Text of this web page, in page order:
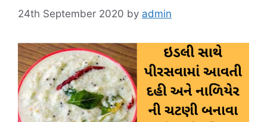
24th September 2020 by admin